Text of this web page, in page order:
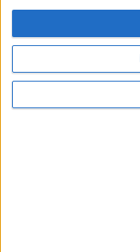
Contáctanos